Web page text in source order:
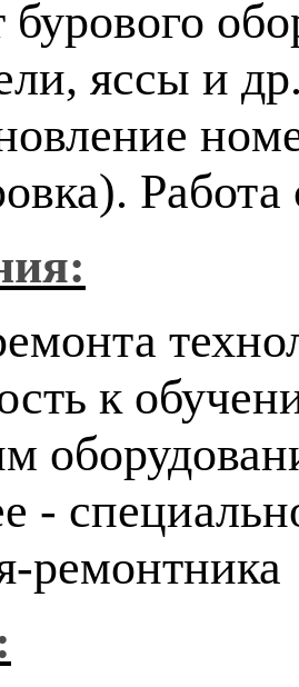
бурового
яcсы и
к
-
ремонтника